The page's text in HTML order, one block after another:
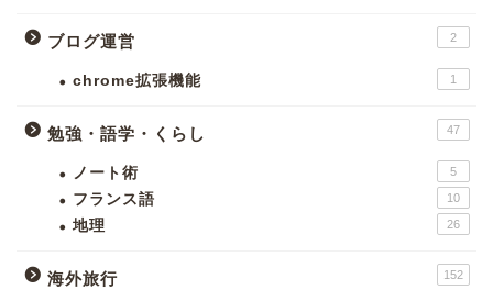
ブログ運営 2
chrome拡張機能 1
勉強・語学・くらし 47
ノート術 5
フランス語 10
地理 26
海外旅行 152